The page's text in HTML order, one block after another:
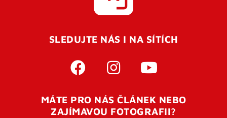
SLEDUJTE NÁS I NA SÍTÍCH
MÁTE PRO NÁS ČLÁNEK NEBO
ZAJÍMAVOU FOTOGRAFII?